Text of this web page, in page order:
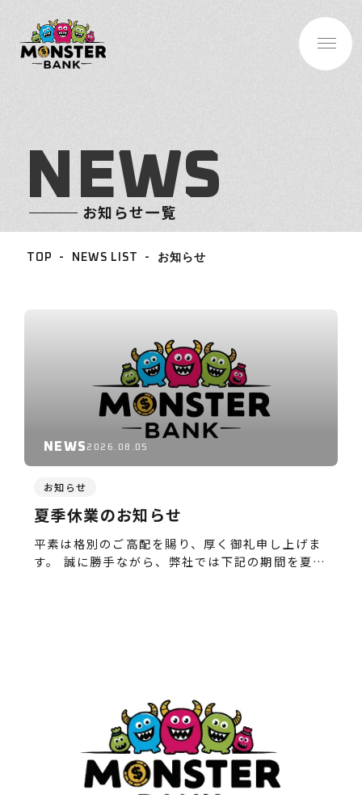
-サービス
CASE-事例紹介
-資料ダウンロード
PRIVACY POLICY
NEWS
お知らせ一覧
TOP NEWS LIST お知らせ
NEWS 2026.08.05
お知らせ
夏季休業のお知らせ
平素は格別のご高配を賜り、厚く御礼申し上げま
す。 誠に勝手ながら、弊社では下記の期間を夏季